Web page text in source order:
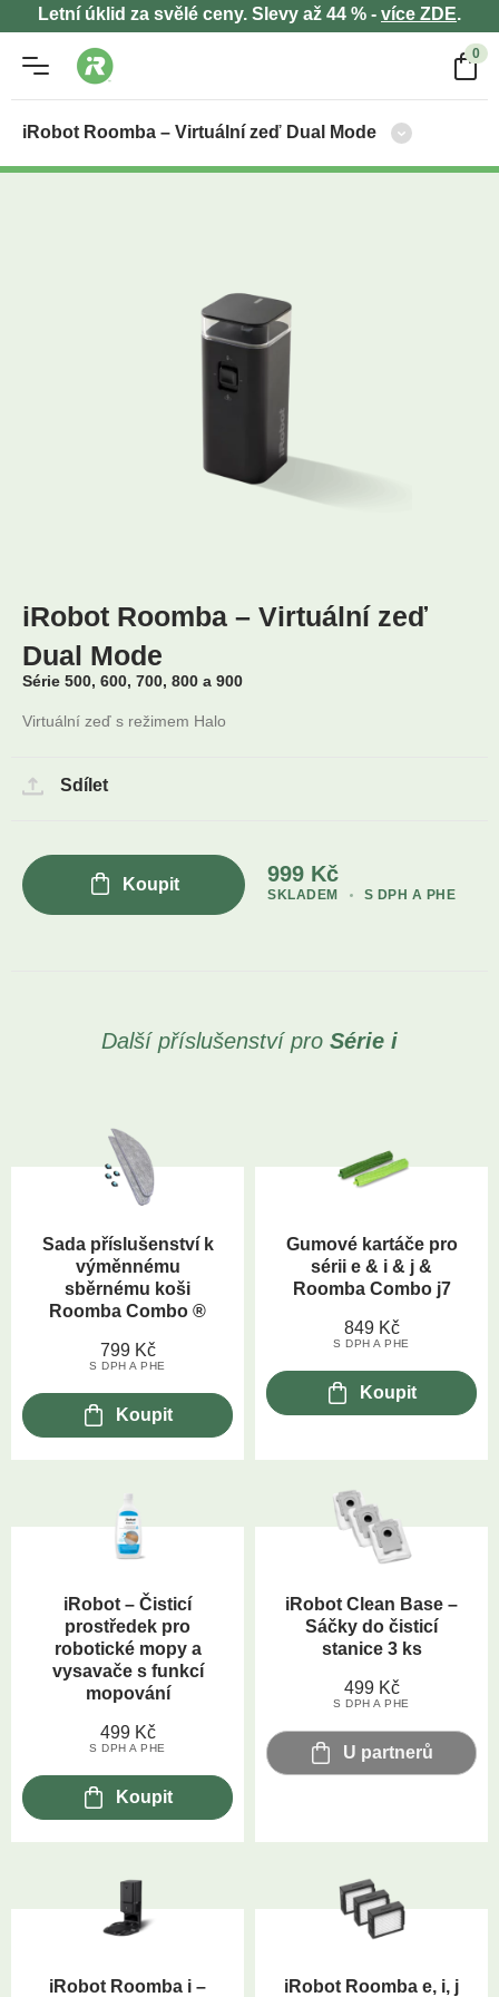
Letní úklid za svělé ceny. Slevy až 44 % - více ZDE.
0
iRobot Roomba – Virtuální zeď Dual Mode
iRobot Roomba – Virtuální zeď
Dual Mode
Série 500, 600, 700, 800 a 900
Virtuální zeď s režimem Halo
Sdílet
Koupit 999 Kč
S DPH A PHE
SKLADEM
Další příslušenství pro Série i
Sada příslušenství k
výměnnému
sběrnému koši
Roomba Combo ®
799 Kč
S DPH A PHE
Koupit
Gumové kartáče pro
sérii e & i & j &
Roomba Combo j7
849 Kč
S DPH A PHE
Koupit
iRobot – Čisticí
prostředek pro
robotické mopy a
vysavače s funkcí
mopování
499 Kč
S DPH A PHE
Koupit
iRobot Clean Base –
Sáčky do čisticí
stanice 3 ks
499 Kč
S DPH A PHE
U partnerů
iRobot Roomba i – iRobot Roomba e, i, j